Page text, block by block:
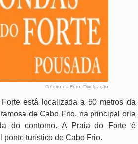
Crédito da Foto: Divulgação
está localizada a 50 metros da
de Cabo Frio, na principal orla
do contorno. A Praia do Forte é
ponto turístico de Cabo Frio.